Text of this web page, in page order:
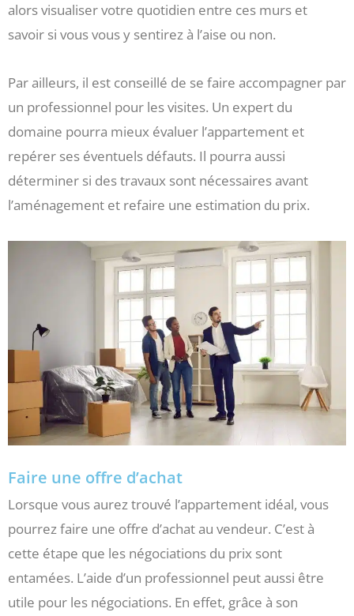
alors visualiser votre quotidien entre ces murs et
savoir si vous vous y sentirez à l’aise ou non.
Par ailleurs, il est conseillé de se faire accompagner par
un professionnel pour les visites. Un expert du
domaine pourra mieux évaluer l’appartement et
repérer ses éventuels défauts. Il pourra aussi
déterminer si des travaux sont nécessaires avant
l’aménagement et refaire une estimation du prix.
Faire une offre d’achat
Lorsque vous aurez trouvé l’appartement idéal, vous
pourrez faire une offre d’achat au vendeur. C’est à
cette étape que les négociations du prix sont
entamées. L’aide d’un professionnel peut aussi être
utile pour les négociations. En effet, grâce à son